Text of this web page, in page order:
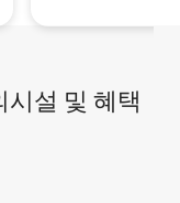
설 및 혜택